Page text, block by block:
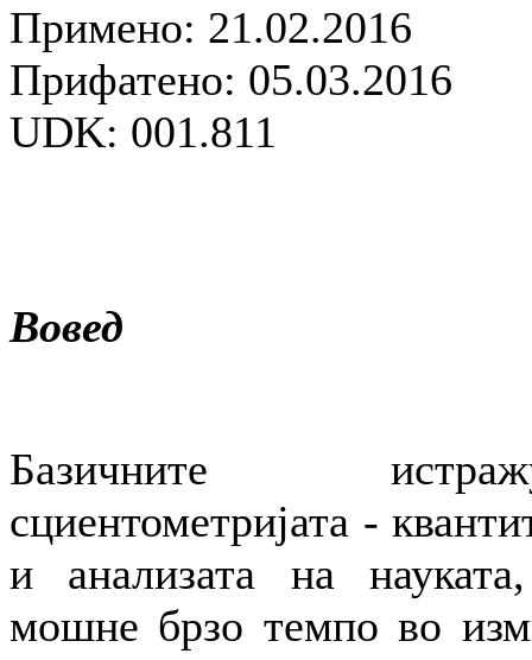
Примено: 21.02.2016
Прифатено: 05.03.2016
UDK: 001.811
Вовед
Базичните
сциентометријата -
и анализата на
мошне брзо темпо во